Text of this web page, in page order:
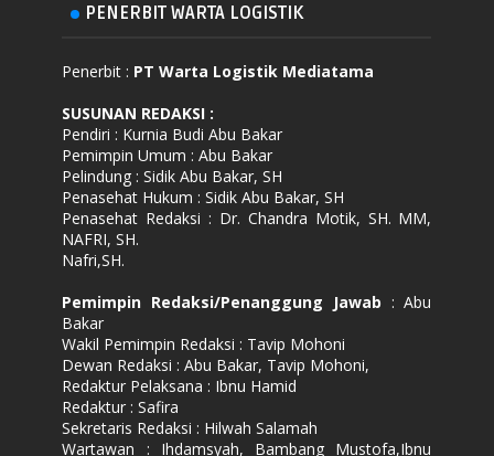
PENERBIT WARTA LOGISTIK
Penerbit : PT Warta Logistik Mediatama
SUSUNAN REDAKSI :
Pendiri : Kurnia Budi Abu Bakar
Pemimpin Umum : Abu Bakar
Pelindung : Sidik Abu Bakar, SH
Penasehat Hukum : Sidik Abu Bakar, SH
Penasehat Redaksi : Dr. Chandra Motik, SH. MM,
NAFRI, SH.
Nafri,SH.
Pemimpin Redaksi/Penanggung Jawab : Abu
Bakar
Wakil Pemimpin Redaksi : Tavip Mohoni
Dewan Redaksi : Abu Bakar, Tavip Mohoni,
Redaktur Pelaksana : Ibnu Hamid
Redaktur : Safira
Sekretaris Redaksi : Hilwah Salamah
Wartawan : Ihdamsyah, Bambang Mustofa,Ibnu